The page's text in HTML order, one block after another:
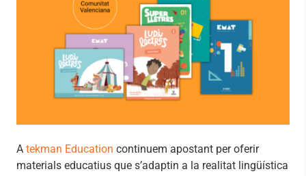
A tekman Education continuem apostant per oferir
materials educatius que s’adaptin a la realitat lingüística